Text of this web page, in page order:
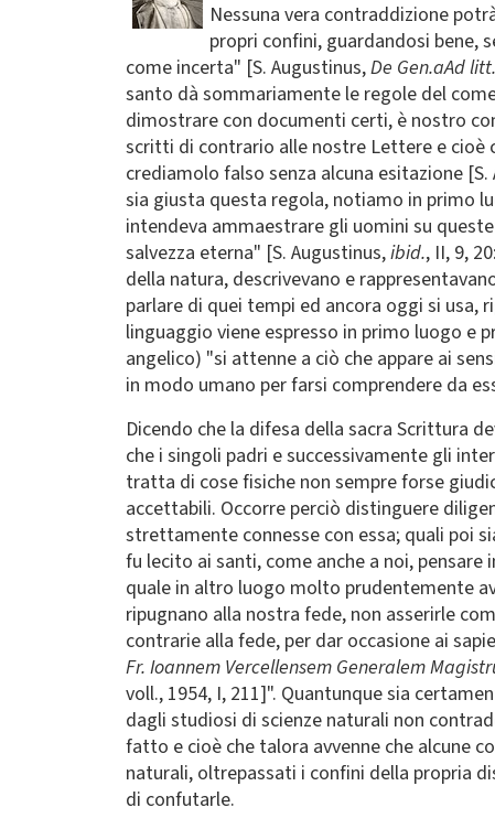
Nessuna vera contraddizione
propri confini, guardandosi bene,
come incerta" [S. Augustinus,De Gen.aAd
santo dà sommariamente le regole del
dimostrare con documenti certi, è nostro
scritti di contrario alle nostre Lettere e cioè
crediamolo falso senza alcuna esitazione [S.
sia giusta questa regola, notiamo in primo
intendeva ammaestrare gli uomini su
salvezza eterna" [S. Augustinus,ibid., II, 9,
della natura, descrivevano e
parlare di quei tempi ed ancora oggi si
linguaggio viene espresso in primo luogo e
angelico) "si attenne a ciò che appare ai
in modo umano per farsi comprendere da
Dicendo che la difesa della sacra Scrittura
che i singoli padri e successivamente gli
tratta di cose fisiche non sempre forse
accettabili. Occorre perciò distinguere
strettamente connesse con essa; quali poi
fu lecito ai santi, come anche a noi,
quale in altro luogo molto prudentemente
ripugnano alla nostra fede, non asserirle
contrarie alla fede, per dar occasione ai
Fr. Ioannem Vercellensem Generalem
voll., 1954, I, 211]". Quantunque sia
dagli studiosi di scienze naturali non
fatto e cioè che talora avvenne che alcune
naturali, oltrepassati i confini della propria
di confutarle.